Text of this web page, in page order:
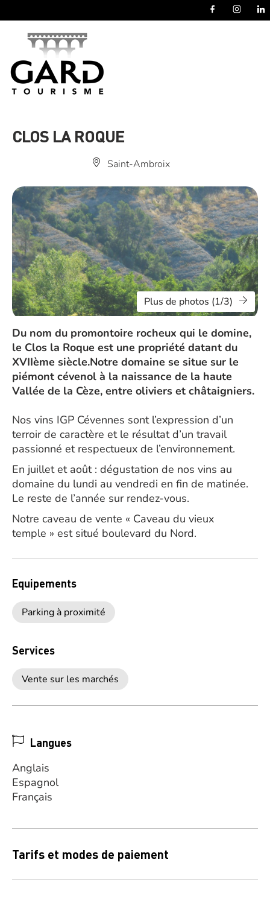
CLOS LA ROQUE
Saint-Ambroix
Plus de photos (1/3)
Du nom du promontoire rocheux qui le domine,
le Clos la Roque est une propriété datant du
XVIIème siècle.Notre domaine se situe sur le
piémont cévenol à la naissance de la haute
Vallée de la Cèze, entre oliviers et châtaigniers.
Nos vins IGP Cévennes sont l’expression d’un
terroir de caractère et le résultat d’un travail
passionné et respectueux de l’environnement.
En juillet et août : dégustation de nos vins au
domaine du lundi au vendredi en fin de matinée.
Le reste de l’année sur rendez-vous.
Notre caveau de vente « Caveau du vieux
temple » est situé boulevard du Nord.
Equipements
Parking à proximité
Services
Vente sur les marchés
Langues
Anglais
Espagnol
Français
Tarifs et modes de paiement